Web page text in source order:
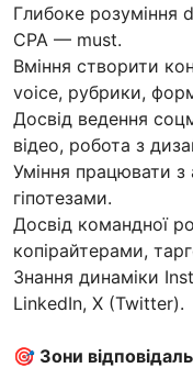
Глибоке розуміння
CPA — must.
Вміння створити
voice, рубрики,
Досвід ведення
відео, робота з
Уміння працювати
гіпотезами.
Досвід командної
копірайтерами,
Знання динаміки
LinkedIn, X (Twitter).
🎯 Зони